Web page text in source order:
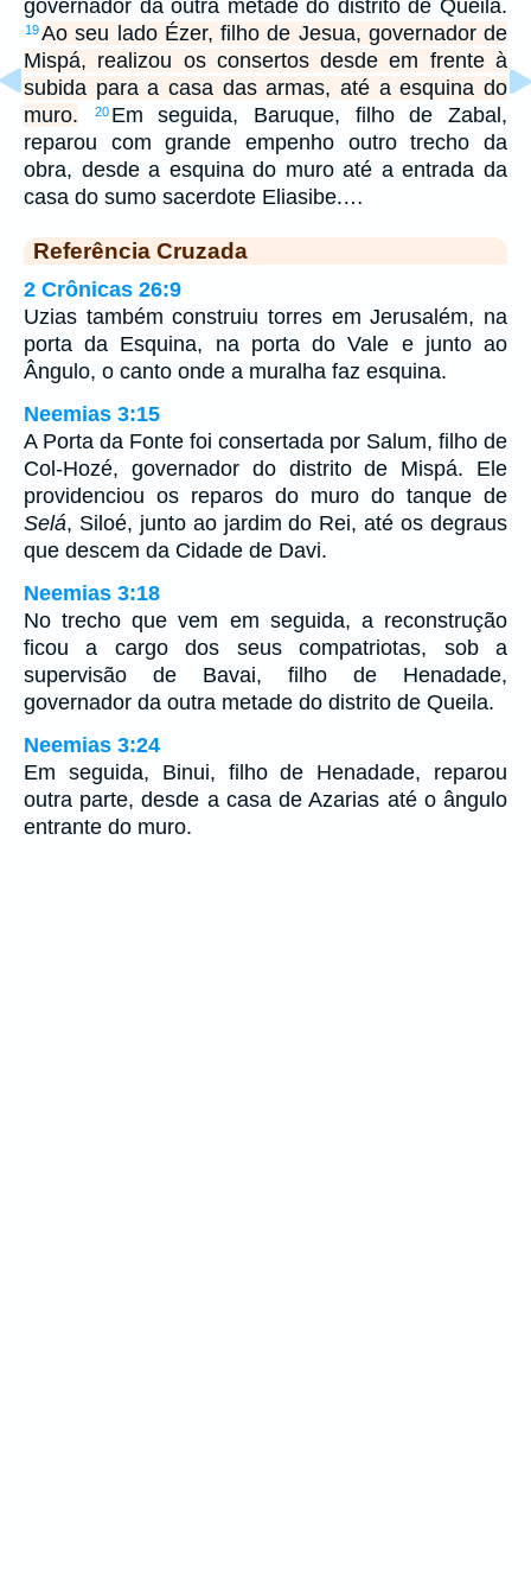
governador da outra metade do distrito de Queila.
19Ao seu lado Ézer, filho de Jesua, governador de
Mispá, realizou os consertos desde em frente à
subida para a casa das armas, até a esquina do
muro.
20 Em seguida, Baruque, filho de Zabal,
reparou com grande empenho outro trecho da
obra, desde a esquina do muro até a entrada da
casa do sumo sacerdote Eliasibe.…
Referência Cruzada
2 Crônicas 26:9
Uzias também construiu torres em Jerusalém, na
porta da Esquina, na porta do Vale e junto ao
Ângulo, o canto onde a muralha faz esquina.
Neemias 3:15
A Porta da Fonte foi consertada por Salum, filho de
Col-Hozé, governador do distrito de Mispá. Ele
providenciou os reparos do muro do tanque de
Selá, Siloé, junto ao jardim do Rei, até os degraus
que descem da Cidade de Davi.
Neemias 3:18
No trecho que vem em seguida, a reconstrução
ficou a cargo dos seus compatriotas, sob a
supervisão de Bavai, filho de Henadade,
governador da outra metade do distrito de Queila.
Neemias 3:24
Em seguida, Binui, filho de Henadade, reparou
outra parte, desde a casa de Azarias até o ângulo
entrante do muro.